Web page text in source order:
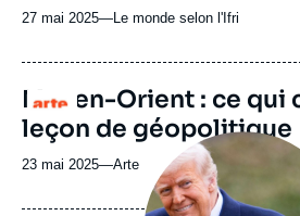
27 mai 2025—Nom
journal,
ou
émission
Le monde selon l'Ifri
Logo
Moyen-Orient : ce qui
leçon de géopolitique
23 mai 2025—Nom
journal,
Arte
Image
principale
médiatique